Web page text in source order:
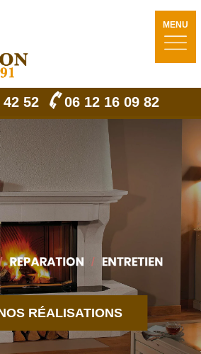
MENU
42 52 06 12 16 09 82
RÉALISATIONS